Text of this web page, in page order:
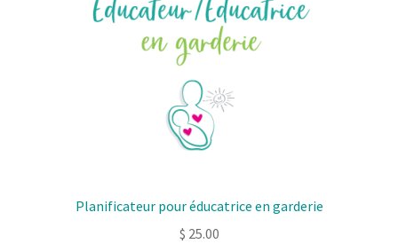
Planificateur pour éducatrice en garderie
$ 25.00